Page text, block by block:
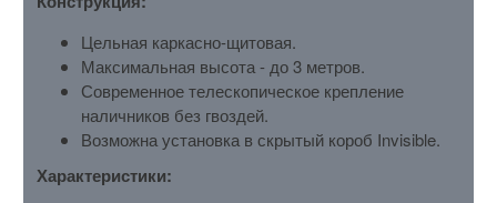
Цельная каркасно-щитовая.
Максимальная высота - до 3 метров.
Современное телескопическое крепление
наличников без гвоздей.
Возможна установка в скрытый короб Invisible.
Характеристики: